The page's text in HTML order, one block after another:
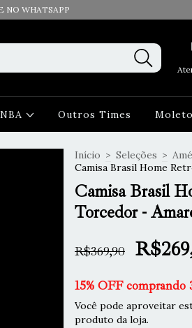
NO WHATSAPP
NBA Outros Times
Início > Seleções >
Camisa Brasil Home
Camisa Brasil
Torcedor -
R$369,90
15% OFF comprando
Você pode aproveitar
produto da loja.